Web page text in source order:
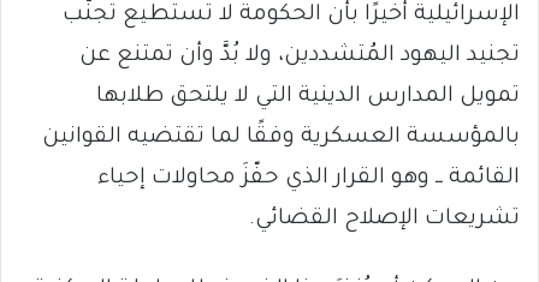
الإسرائيلية أخيرًا بأن الحكومة لا تستطيع تجنُّب
تجنيد اليهود المُتشددين، ولا بُدَّ وأن تمتنع عن
تمويل المدارس الدينية التي لا يلتحق طلابها
بالمؤسسة العسكرية وفقًا لما تقتضيه القوانين
القائمة ــ وهو القرار الذي حفّزَ محاولات إحياء
تشريعات الإصلاح القضائي.